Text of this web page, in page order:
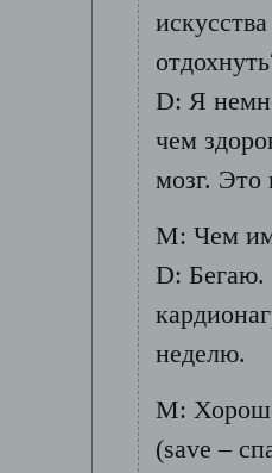
D: Я
чем
мозг. Это
М: Чем
D: Бегаю.
неделю.
М: Хорошо
(save –